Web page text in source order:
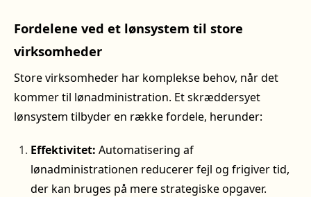
Fordelene ved et lønsystem til store
virksomheder
Store virksomheder har komplekse behov, når det
kommer til lønadministration. Et skræddersyet
lønsystem tilbyder en række fordele, herunder:
Effektivitet: Automatisering af
lønadministrationen reducerer fejl og frigiver tid,
der kan bruges på mere strategiske opgaver.